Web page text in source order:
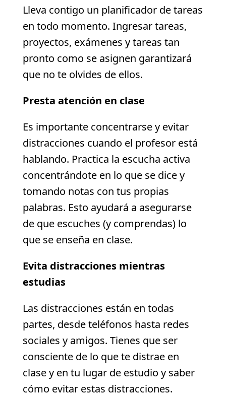
Lleva contigo un planificador de tareas
en todo momento. Ingresar tareas,
proyectos, exámenes y tareas tan
pronto como se asignen garantizará
que no te olvides de ellos.
Presta atención en clase
Es importante concentrarse y evitar
distracciones cuando el profesor está
hablando. Practica la escucha activa
concentrándote en lo que se dice y
tomando notas con tus propias
palabras. Esto ayudará a asegurarse
de que escuches (y comprendas) lo
que se enseña en clase.
Evita distracciones mientras
estudias
Las distracciones están en todas
partes, desde teléfonos hasta redes
sociales y amigos. Tienes que ser
consciente de lo que te distrae en
clase y en tu lugar de estudio y saber
cómo evitar estas distracciones.